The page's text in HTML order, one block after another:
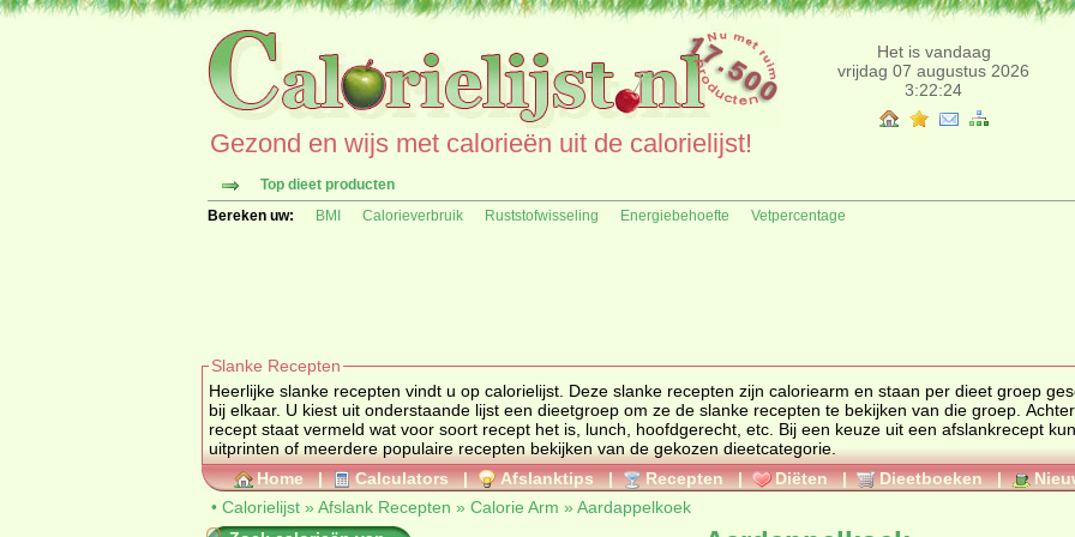
Het is vandaag
vrijdag 07 augustus 2026
3:22:24
Gezond en wijs met calorieën uit de calorielijst!
Top dieet producten
Bereken uw:
BMI Calorieverbruik Ruststofwisseling Energiebehoefte Vetpercentage
Slanke Recepten
Heerlijke slanke recepten vindt u op calorielijst. Deze slanke recepten zijn caloriearm en staan per dieet groep gesorteerd
bij elkaar. U kiest uit onderstaande lijst een dieetgroep om ze de slanke recepten te bekijken van die groep. Achter elk
recept staat vermeld wat voor soort recept het is, lunch, hoofdgerecht, etc. Bij een keuze uit een afslankrecept kunt u deze
uitprinten of meerdere populaire recepten bekijken van de gekozen dieetcategorie.
Home | Calculators | Afslanktips | Recepten | Diëten | Dieetboeken |
• Calorielijst » Afslank Recepten » Calorie Arm » Aardappelkoek